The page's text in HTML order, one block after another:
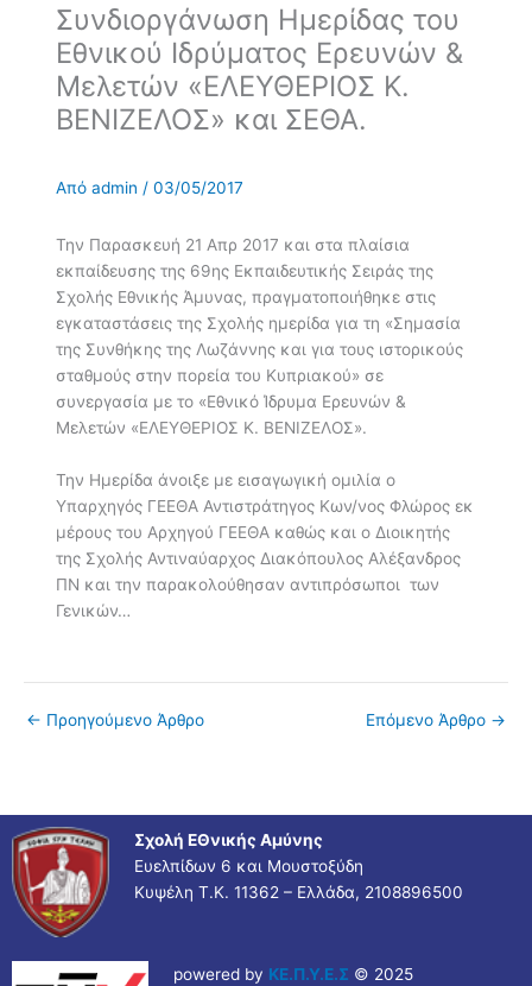
Συνδιοργάνωση Ημερίδας του
Εθνικού Ιδρύματος Ερευνών &
Μελετών «ΕΛΕΥΘΕΡΙΟΣ Κ.
ΒΕΝΙΖΕΛΟΣ» και ΣΕΘΑ.
Απόadmin /03/05/2017
Την Παρασκευή 21 Απρ 2017 και στα πλαίσια
εκπαίδευσης της 69ης Εκπαιδευτικής Σειράς της
Σχολής Εθνικής Άμυνας, πραγματοποιήθηκε στις
εγκαταστάσεις της Σχολής ημερίδα για τη «Σημασία
της Συνθήκης της Λωζάννης και για τους ιστορικούς
σταθμούς στην πορεία του Κυπριακού» σε
συνεργασία με το «Εθνικό Ίδρυμα Ερευνών &
Μελετών «ΕΛΕΥΘΕΡΙΟΣ Κ. ΒΕΝΙΖΕΛΟΣ».
Την Ημερίδα άνοιξε με εισαγωγική ομιλία ο
Υπαρχηγός ΓΕΕΘΑ Αντιστράτηγος Κων/νος Φλώρος εκ
μέρους του Αρχηγού ΓΕΕΘΑ καθώς και ο Διοικητής
της Σχολής Αντιναύαρχος Διακόπουλος Αλέξανδρος
ΠΝ και την παρακολούθησαν αντιπρόσωποι των
Γενικών…
← Προηγούμενο Άρθρο Επόμενο Άρθρο →
Σχολή ΕΘνικής Αμύνης
Ευελπίδων 6 και Μουστοξύδη
Κυψέλη Τ.Κ. 11362 – Ελλάδα, 2108896500
powered by ΚΕ.Π.Υ.Ε.Σ © 2025